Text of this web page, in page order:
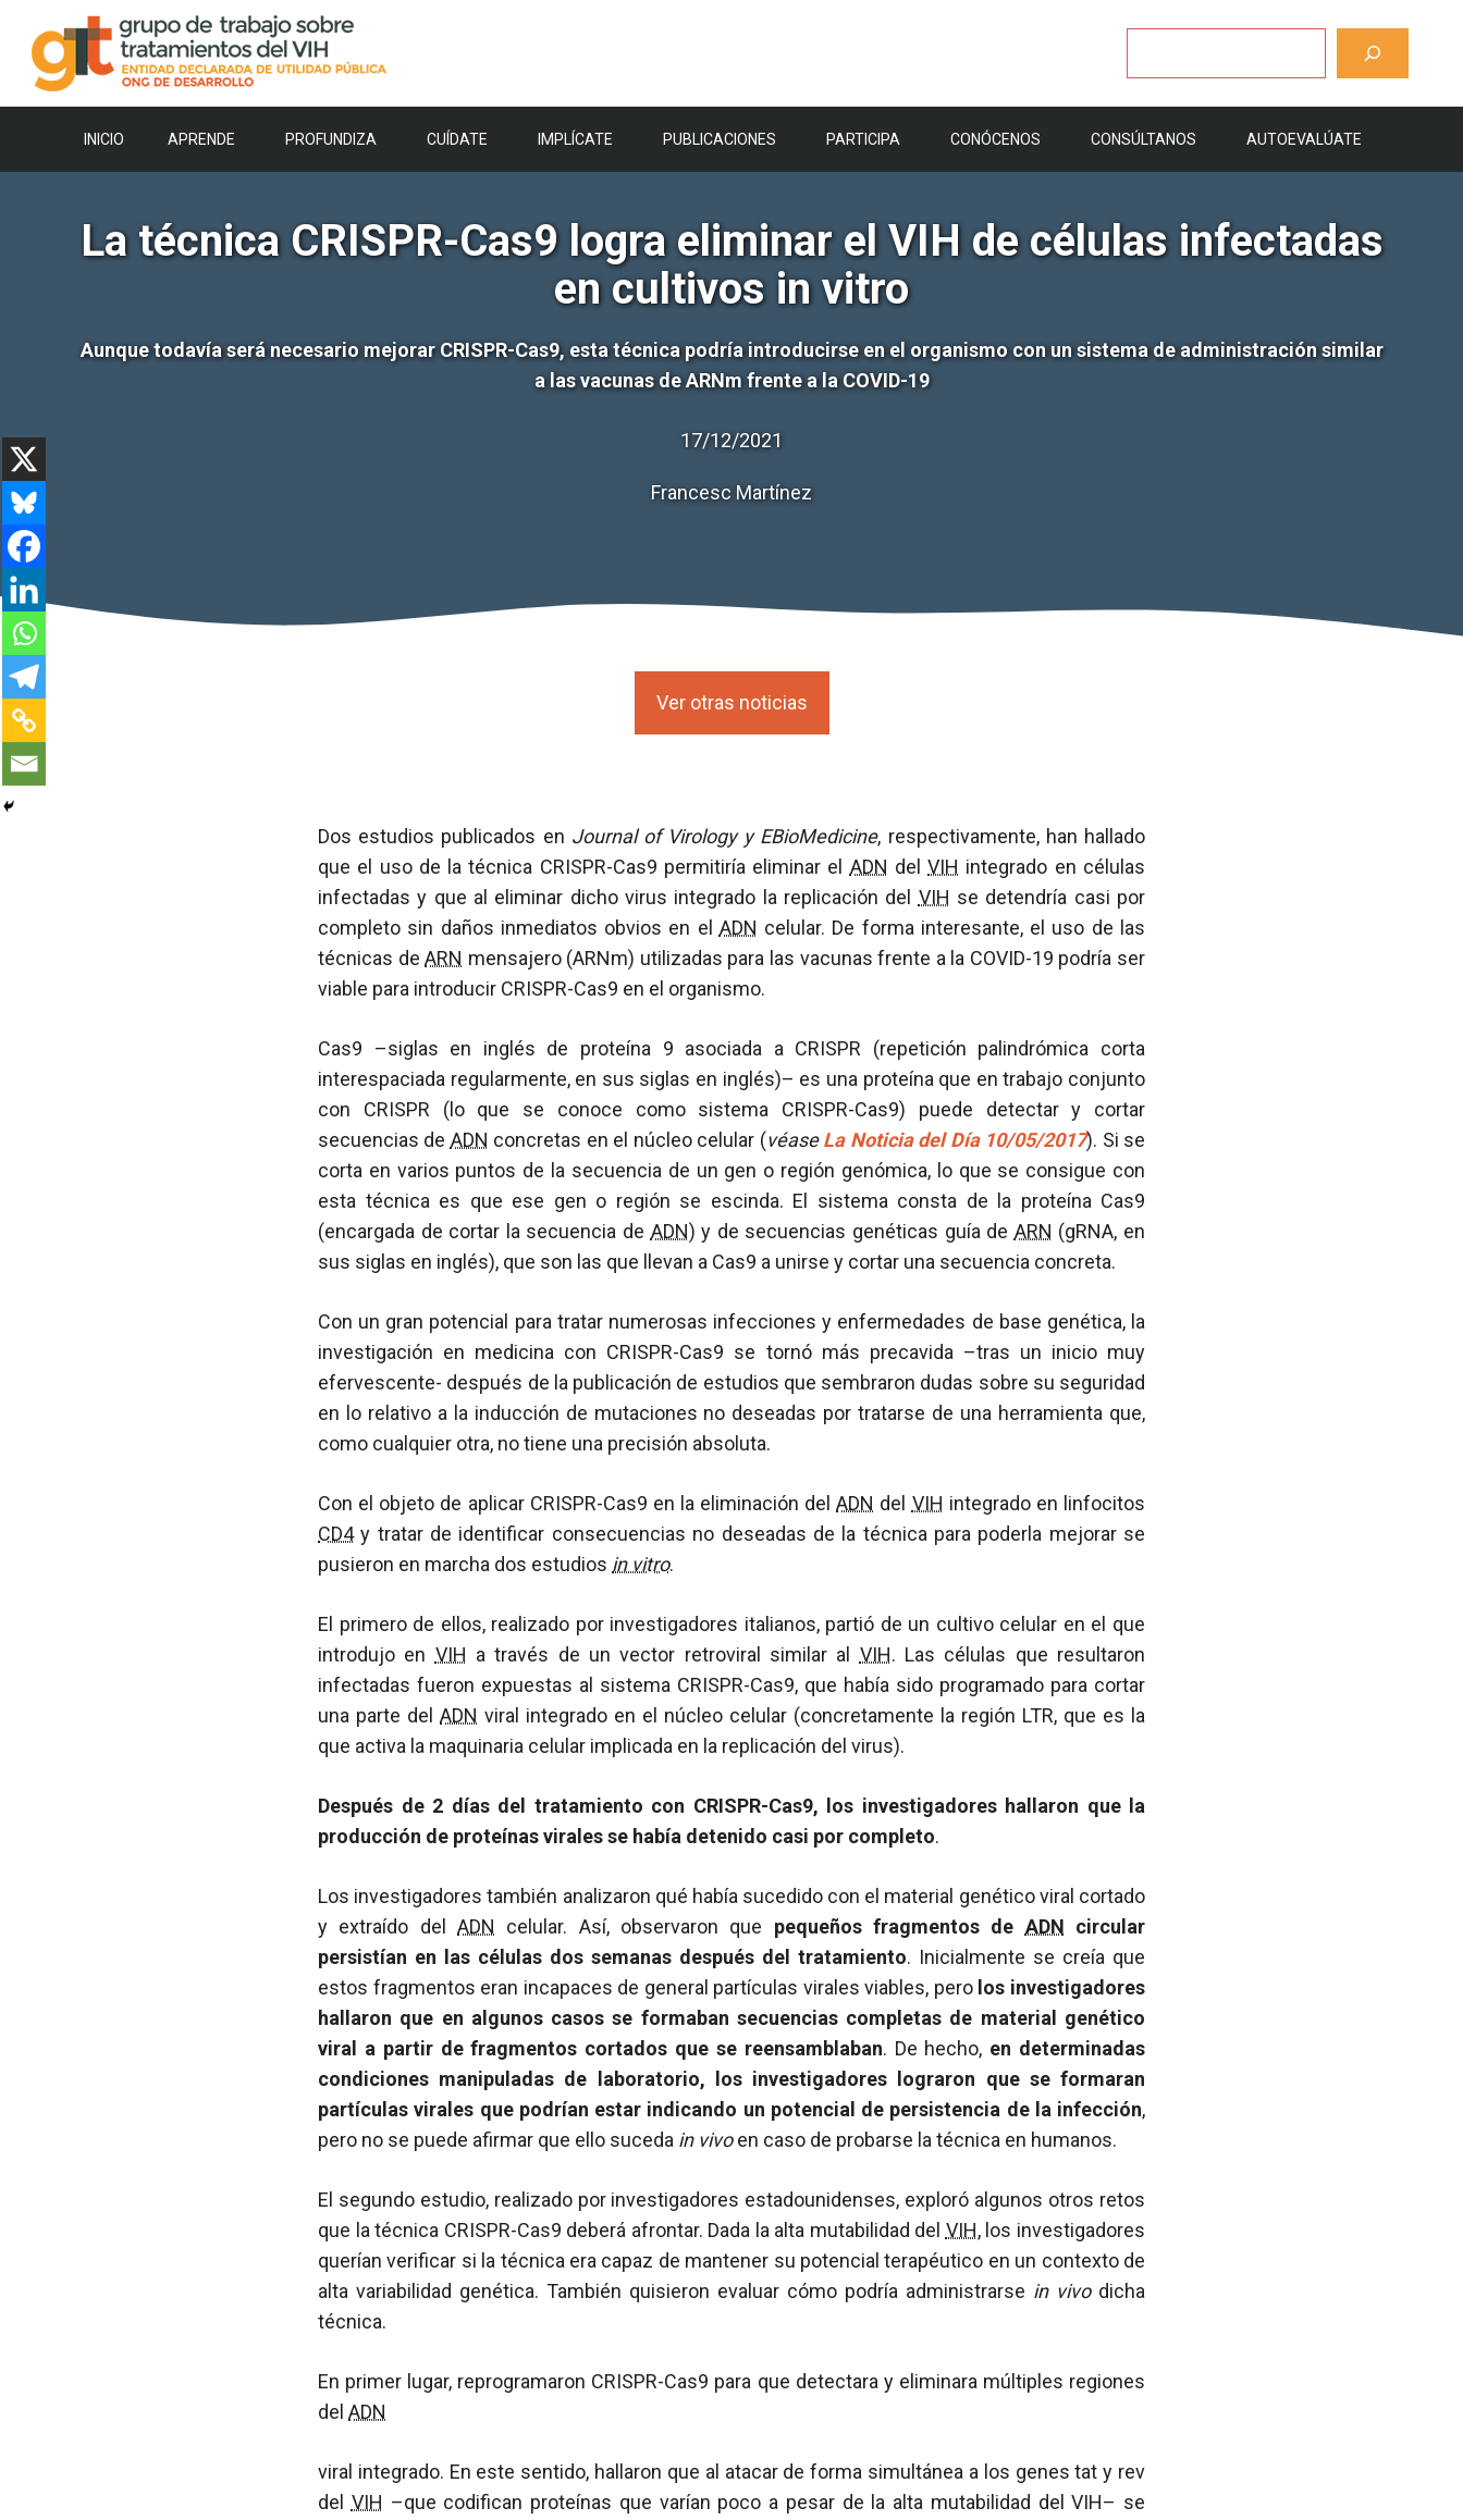
contenido
INICIO APRENDE PROFUNDIZA CUÍDATE IMPLÍCATE PUBLICACIONES PARTICIPA CONÓCENOS CONSÚLTANOS AUTOEVALÚATE
La técnica CRISPR-Cas9 logra eliminar el VIH de células infectadas
en cultivos in vitro
Aunque todavía será necesario mejorar CRISPR-Cas9, esta técnica podría introducirse en el organismo con un sistema de administración similar
a las vacunas de ARNm frente a la COVID-19
17/12/2021
Francesc Martínez
Ver otras noticias
Dos estudios publicados en Journal of Virology y EBioMedicine, respectivamente, han hallado
que el uso de la técnica CRISPR-Cas9 permitiría eliminar el ADN delVIH integrado en células
infectadas y que al eliminar dicho virus integrado la replicación del VIH se detendría casi por
completo sin daños inmediatos obvios en el ADN celular. De forma interesante, el uso de las
técnicas deARN mensajero (ARNm) utilizadas para las vacunas frente a la COVID-19 podría ser
viable para introducir CRISPR-Cas9 en el organismo.
Cas9 –siglas en inglés de proteína 9 asociada a CRISPR (repetición palindrómica corta
interespaciada regularmente, en sus siglas en inglés)– es una proteína que en trabajo conjunto
con CRISPR (lo que se conoce como sistema CRISPR-Cas9) puede detectar y cortar
secuencias de ADN concretas en el núcleo celular (véaseLa Noticia del Día 10/05/2017). Si se
corta en varios puntos de la secuencia de un gen o región genómica, lo que se consigue con
esta técnica es que ese gen o región se escinda. El sistema consta de la proteína Cas9
(encargada de cortar la secuencia de ADN) y de secuencias genéticas guía de ARN (gRNA, en
sus siglas en inglés), que son las que llevan a Cas9 a unirse y cortar una secuencia concreta.
Con un gran potencial para tratar numerosas infecciones y enfermedades de base genética, la
investigación en medicina con CRISPR-Cas9 se tornó más precavida –tras un inicio muy
efervescente- después de la publicación de estudios que sembraron dudas sobre su seguridad
en lo relativo a la inducción de mutaciones no deseadas por tratarse de una herramienta que,
como cualquier otra, no tiene una precisión absoluta.
Con el objeto de aplicar CRISPR-Cas9 en la eliminación delADN del VIH integrado en linfocitos
CD4y tratar de identificar consecuencias no deseadas de la técnica para poderla mejorar se
pusieron en marcha dos estudios in vitro.
El primero de ellos, realizado por investigadores italianos, partió de un cultivo celular en el que
introdujo en VIH a través de un vector retroviral similar al VIH. Las células que resultaron
infectadas fueron expuestas al sistema CRISPR-Cas9, que había sido programado para cortar
una parte del ADN viral integrado en el núcleo celular (concretamente la región LTR, que es la
que activa la maquinaria celular implicada en la replicación del virus).
Después de 2 días del tratamiento con CRISPR-Cas9, los investigadores hallaron que la
producción de proteínas virales se había detenido casi por completo.
Los investigadores también analizaron qué había sucedido con el material genético viral cortado
y extraído del ADN celular. Así, observaron que pequeños fragmentos de ADN circular
persistían en las células dos semanas después del tratamiento. Inicialmente se creía que
estos fragmentos eran incapaces de general partículas virales viables, pero los investigadores
hallaron que en algunos casos se formaban secuencias completas de material genético
viral a partir de fragmentos cortados que se reensamblaban. De hecho, en determinadas
condiciones manipuladas de laboratorio, los investigadores lograron que se formaran
partículas virales que podrían estar indicando un potencial de persistencia de la infección,
pero no se puede afirmar que ello suceda in vivoen caso de probarse la técnica en humanos.
El segundo estudio, realizado por investigadores estadounidenses, exploró algunos otros retos
que la técnica CRISPR-Cas9 deberá afrontar. Dada la alta mutabilidad del VIH, los investigadores
querían verificar si la técnica era capaz de mantener su potencial terapéutico en un contexto de
alta variabilidad genética. También quisieron evaluar cómo podría administrarse in vivodicha
técnica.
En primer lugar, reprogramaron CRISPR-Cas9 para que detectara y eliminara múltiples regiones
del ADN
viral integrado. En este sentido, hallaron que al atacar de forma simultánea a los genes tat y rev
del VIH –que codifican proteínas que varían poco a pesar de la alta mutabilidad del VIH– se